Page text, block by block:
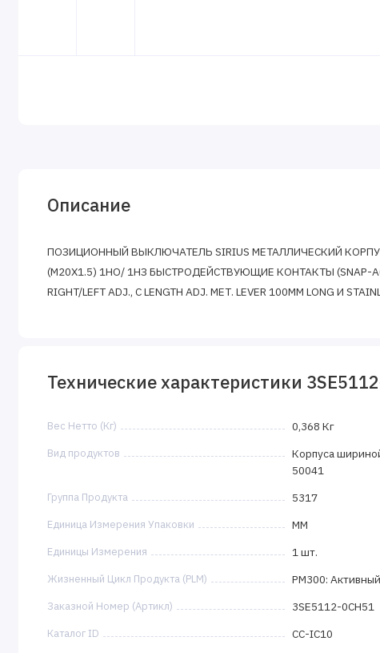
Описание
ПОЗИЦИОННЫЙ ВЫКЛЮЧАТЕЛЬ SIRIUS МЕТАЛЛИЧЕСКИЙ
(M20X1.5) 1НО/ 1НЗ БЫСТРОДЕЙСТВУЮЩИЕ КОНТАКТЫ
RIGHT/LEFT ADJ., C LENGTH ADJ. МЕТ. LEVER 100MM LONG И
Технические характеристики
Вес Нетто (Кг) 0,368 Кг
Вид продуктов
Корпуса
50041
Группа Продукта 5317
Единица Измерения Упаковки MM
Единицы Измерения 1 шт.
Жизненный Цикл Продукта (PLM) PM300:
Заказной Номер (Артикл) 3SE5112-0CH51
Каталог ID CC-IC10